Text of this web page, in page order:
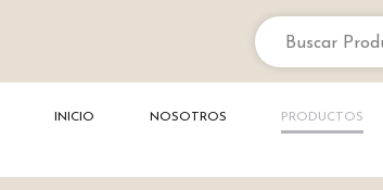
Buscar
INICIO NOSOTROS PRODUCTOS